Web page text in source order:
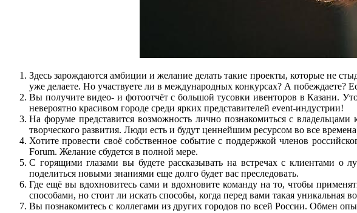
Здесь зарождаются амбиции и желание делать такие проекты, которые не
уже делаете. Но участвуете ли в международных конкурсах? А побеждаете?
Вы получите видео- и фотоотчёт с большой тусовки ивенторов в Казани.
невероятно красивом городе среди ярких представителей event-индустрии!
На форуме представится возможность лично познакомиться с
творческого развития. Люди есть и будут ценнейшим ресурсом во все
Хотите провести своё собственное событие с поддержкой членов
Forum. Желание сбудется в полной мере.
С горящими глазами вы будете рассказывать на встречах с клиентами о
поделиться новыми знаниями еще долго будет вас преследовать.
Где ещё вы вдохновитесь сами и вдохновите команду на то, чтобы
способами, но стоит ли искать способы, когда перед вами такая уникальная
Вы познакомитесь с коллегами из других городов по всей России. Обмен